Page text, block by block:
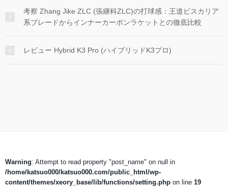
考察 Zhang Jike ZLC (張継科ZLC)の打球感：王道ビスカリア
系ブレードからインナーカーボンラケットとの徹底比較
レビュー Hybrid K3 Pro (ハイブリッドK3プロ)
Warning: Attempt to read property "post_name" on null in
/home/katsuo000/katsuo000.com/public_html/wp-
content/themes/xeory_base/lib/functions/setting.php on line 19